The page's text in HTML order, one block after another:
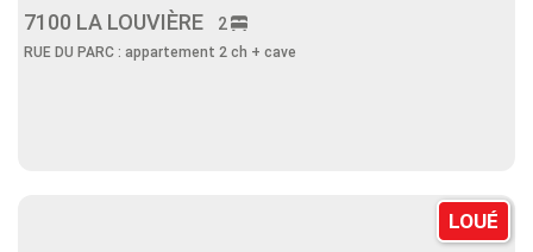
7100 LA LOUVIÈRE 2
RUE DU PARC : appartement 2 ch + cave
LOUÉ